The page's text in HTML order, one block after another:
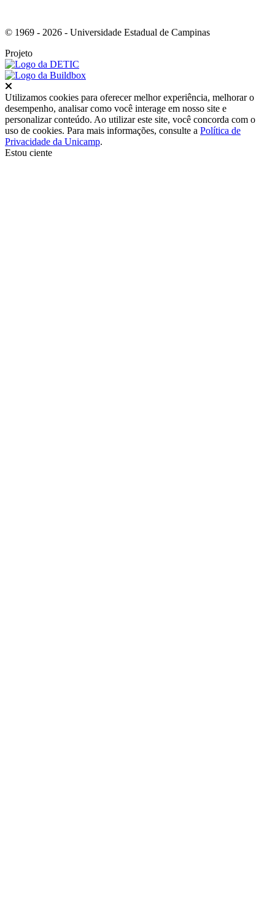
© 1969 - 2026 - Universidade Estadual de Campinas
Projeto
Utilizamos cookies para oferecer melhor experiência, melhorar o
desempenho, analisar como você interage em nosso site e
personalizar conteúdo. Ao utilizar este site, você concorda com o
uso de cookies. Para mais informações, consulte a Política de
Privacidade da Unicamp.
Estou ciente